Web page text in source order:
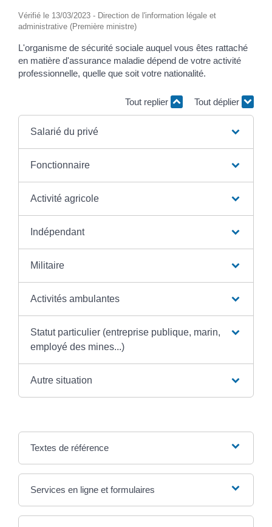
Vérifié le 13/03/2023 - Direction de l'information légale et
administrative (Première ministre)
L'organisme de sécurité sociale auquel vous êtes rattaché
en matière d'assurance maladie dépend de votre activité
professionnelle, quelle que soit votre nationalité.
Tout replier Tout déplier
Salarié du privé
Fonctionnaire
Activité agricole
Indépendant
Militaire
Activités ambulantes
Statut particulier (entreprise publique, marin,
employé des mines...)
Autre situation
Textes de référence
Services en ligne et formulaires